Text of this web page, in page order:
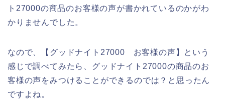
ト27000の商品のお客様の声が書かれているのかがわ
かりませんでした。
なので、【グッドナイト27000 お客様の声】という
感じで調べてみたら、グッドナイト27000の商品のお
客様の声をみつけることができるのでは？と思ったん
ですよね。